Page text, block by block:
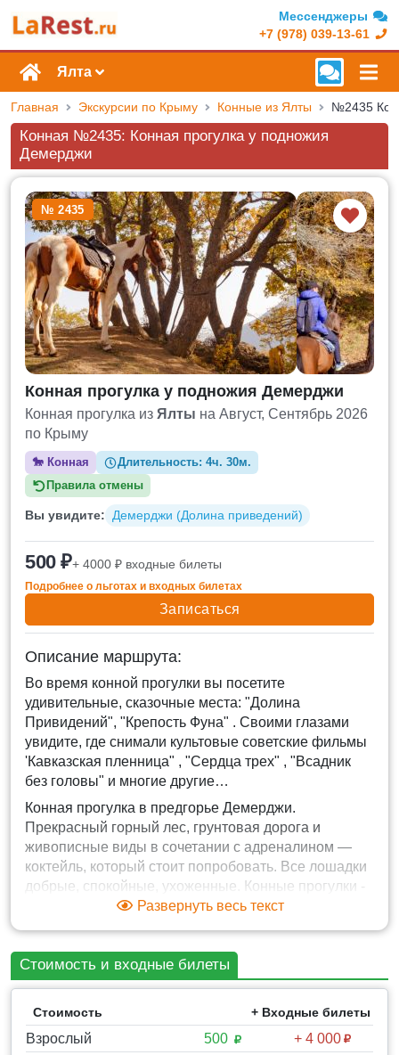
Мессенджеры
+7 (978) 039-13-61
Ялта
Главная Экскурсии по Крыму Конные из Ялты
Конная №2435: Конная прогулка у подножия
Демерджи
№ 2435
Конная прогулка у подножия Демерджи
Конная прогулка из Ялты на Август, Сентябрь 2026
по Крыму
🐎 Конная Длительность:4ч. 30м.
Правила отмены
Вы увидите: Демерджи (Долина приведений)
500 ₽+ 4000 ₽ входные билеты
Подробнее о льготах и входных билетах
Записаться
Описание маршрута:
Во время конной прогулки вы посетите
удивительные, сказочные места: "Долина
Привидений", "Крепость Фуна" . Своими глазами
увидите, где снимали культовые советские фильмы
'Кавказская пленница" , "Сердца трех" , "Всадник
без головы" и многие другие…
Конная прогулка в предгорье Демерджи.
Прекрасный горный лес, грунтовая дорога и
живописные виды в сочетании с адреналином —
коктейль, который стоит попробовать. Все лошадки
добрые, спокойные, ухоженные. Конные прогулки -
это отличный способ отдохнуть на природе,
как для новичков, так и для тех, кто в теме!
★Как проходит экскурсия:
Развернуть весь текст
Стоимость и входные билеты
Стоимость + Входные билеты
Взрослый 500
+ 4 000